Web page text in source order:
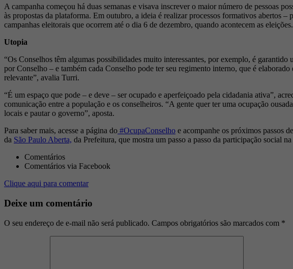
A campanha começou há duas semanas e visava inscrever o maior número de pessoas
às propostas da plataforma. Em outubro, a ideia é realizar processos formativos abertos
campanhas eleitorais que ocorrem até o dia 6 de dezembro, quando acontecem as eleições.
Utopia
“Os Conselhos têm algumas possibilidades muito interessantes, por exemplo, é
por Conselho – e também cada Conselho pode ter seu regimento interno, que é
relevante”, avalia Turri.
“É um espaço que pode – e deve – ser ocupado e aperfeiçoado pela cidadania ativa”,
comunicação entre a população e os conselheiros. “A gente quer ter uma ocupação
locais e pautar o governo”, aposta.
Para saber mais, acesse a página do #OcupaConselho e acompanhe os próximos passos
da São Paulo Aberta, da Prefeitura, que mostra um passo a passo da participação social
Comentários
Comentários via Facebook
Clique aqui para comentar
Deixe um comentário
O seu endereço de e-mail não será publicado. Campos obrigatórios são marcados com *